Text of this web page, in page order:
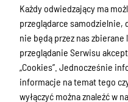
Informacje o naborze
Zamówienia Publiczne
Tablica ogłoszeń
Dyżury Aptek w Powiecie
Nieodpłatna Pomoc Prawna
Każdy odwiedzający ma
przeglądarce samodzielnie,
nie będą przez nas
przeglądanie Serwisu
„Cookies”. Jednocześnie
informacje na temat tego
wyłączyć można znaleźć w